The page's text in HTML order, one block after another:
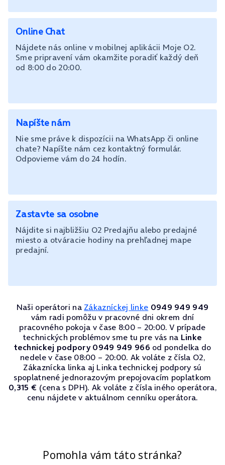
Online Chat
Nájdete nás online v mobilnej aplikácii Moje O2.
Sme pripravení vám okamžite poradiť každý deň
od 8:00 do 20:00.
Napíšte nám
Nie sme práve k dispozícii na WhatsApp či online
chate? Napíšte nám cez kontaktný formulár.
Odpovieme vám do 24 hodín.
Zastavte sa osobne
Nájdite si najbližšiu O2 Predajňu alebo predajné
miesto a otváracie hodiny na prehľadnej mape
predajní.
Naši operátori na Zákazníckej linke 0949 949 949
vám radi pomôžu v pracovné dni okrem dní
pracovného pokoja v čase 8:00 – 20:00. V prípade
technických problémov sme tu pre vás na Linke
technickej podpory 0949 949 966 od pondelka do
nedele v čase 08:00 – 20:00. Ak voláte z čísla O2,
Zákaznícka linka aj Linka technickej podpory sú
spoplatnené jednorazovým prepojovacím poplatkom
0,315 € (cena s DPH). Ak voláte z čísla iného operátora,
cenu nájdete v aktuálnom cenníku operátora.
Pomohla vám táto stránka?